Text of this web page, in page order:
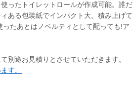
ったトイレットロールが作成可能。誰だ
ある包装紙でインパクト大。積み上げて
たあとはノベルティとして配っても!ア
別途お見積りとさせていただきます。
す。